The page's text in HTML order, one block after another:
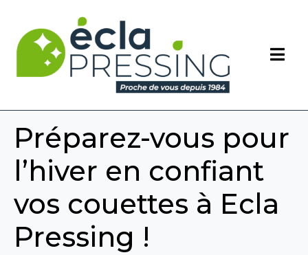
Préparez-vous pour
l’hiver en confiant
vos couettes à Ecla
Pressing !